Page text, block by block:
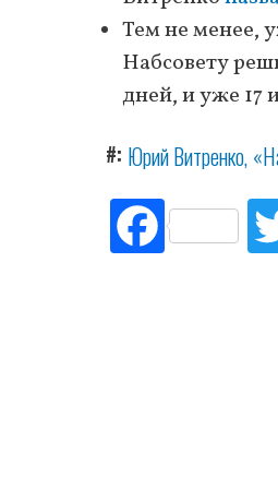
Тем не менее,
Набсовету
дней, и уже 17
# Юрий Витренко
Fac
ebo